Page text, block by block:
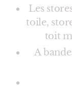
Les
toile,
toit
A